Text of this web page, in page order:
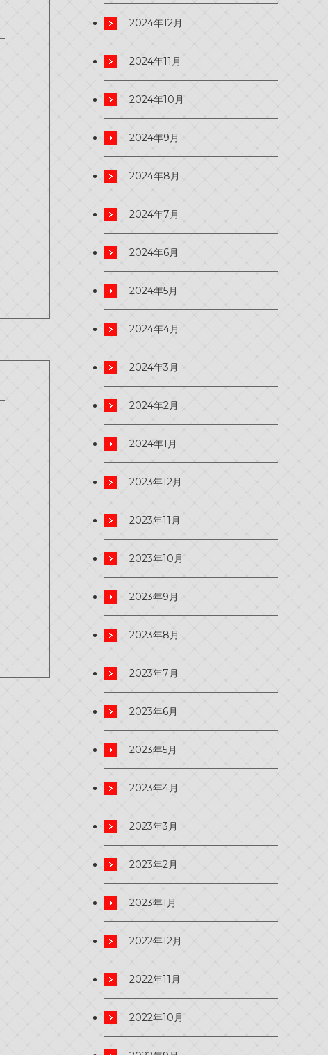
2024年12月
2024年11月
2024年10月
2024年9月
2024年8月
2024年7月
2024年6月
2024年5月
2024年4月
2024年3月
2024年2月
2024年1月
2023年12月
2023年11月
2023年10月
2023年9月
2023年8月
2023年7月
2023年6月
2023年5月
2023年4月
2023年3月
2023年2月
2023年1月
2022年12月
2022年11月
2022年10月